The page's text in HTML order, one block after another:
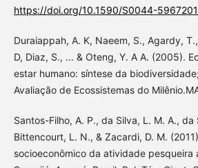
https://doi.org/10.1590/S0044-
Duraiappah, A. K, Naeem, S., Agardy,
D, Diaz, S., ... & Oteng, Y. A A. (2005).
estar humano: síntese da
Avaliação de Ecossistemas do
Santos-Filho, A. P., da Silva, L. M. A., da
Bittencourt, L. N., & Zacardi, D. M.
socioeconômico da atividade pesqueira